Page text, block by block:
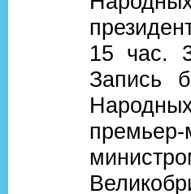
15 час.
Запись